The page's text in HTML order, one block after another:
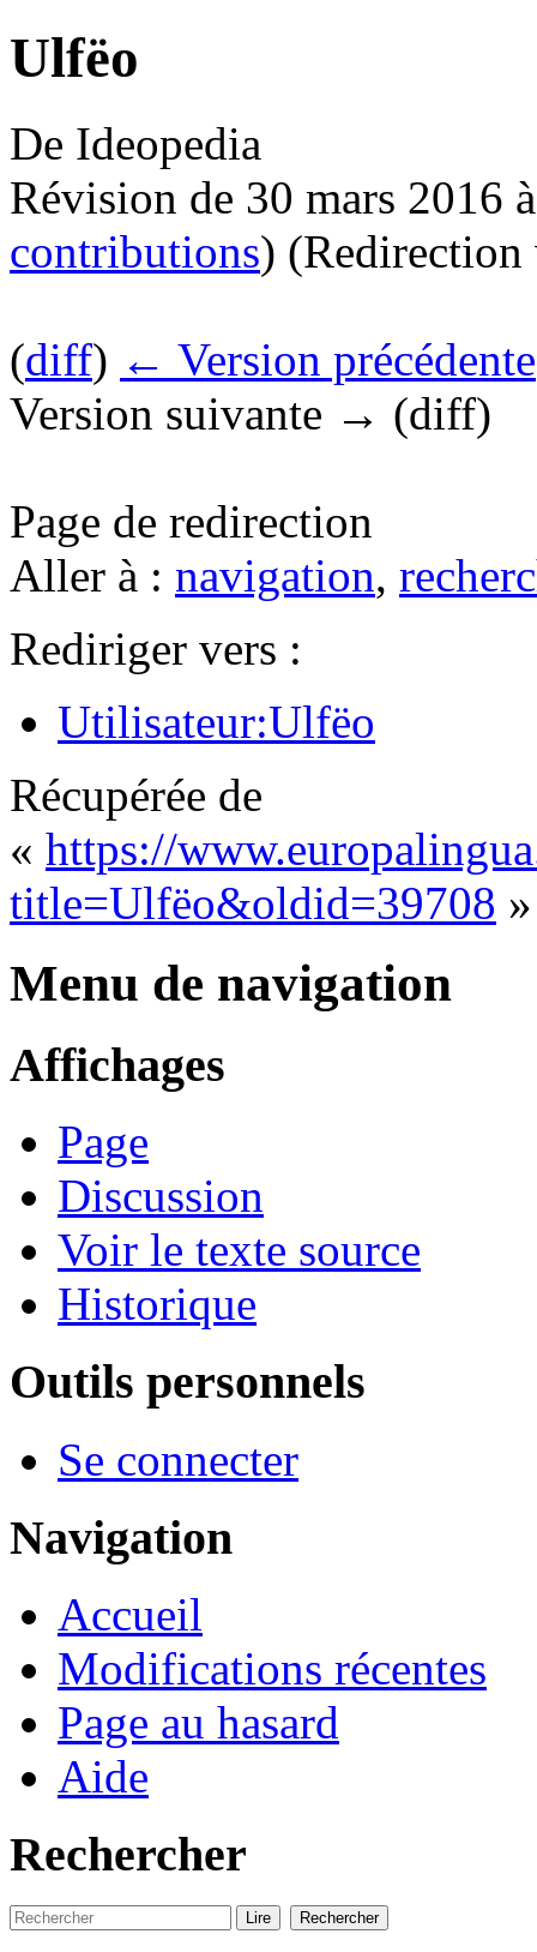
Ulfëo
De Ideopedia
Révision de 30 mars 2016
contributions)
(diff) ← Version précédente
Version suivante → (diff)
Page de redirection
Aller à : navigation,
Rediriger vers :
Utilisateur:Ulfëo
Récupérée de
« https://
title=Ulfëo&oldid=39708 »
Menu de navigation
Affichages
Page
Discussion
Voir le texte source
Historique
Outils personnels
Se connecter
Navigation
Accueil
Modifications récentes
Page au hasard
Aide
Rechercher